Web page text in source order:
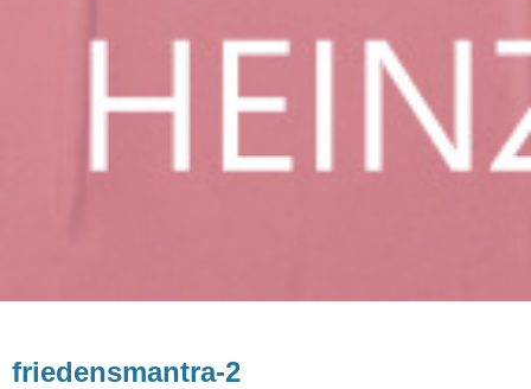
friedensmantra-2